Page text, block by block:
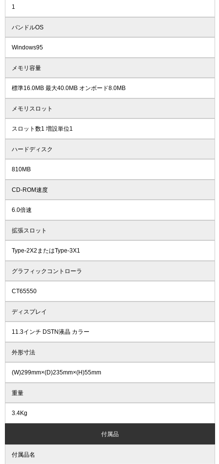
1
バンドルOS
Windows95
メモリ容量
標準16.0MB 最大40.0MB オンボード8.0MB
メモリスロット
スロット数1 増設単位1
ハードディスク
810MB
CD-ROM速度
6.0倍速
拡張スロット
Type-2X2またはType-3X1
グラフィックコントローラ
CT65550
ディスプレイ
11.3インチ DSTN液晶 カラー
外形寸法
(W)299mm×(D)235mm×(H)55mm
重量
3.4Kg
付属品
付属品名